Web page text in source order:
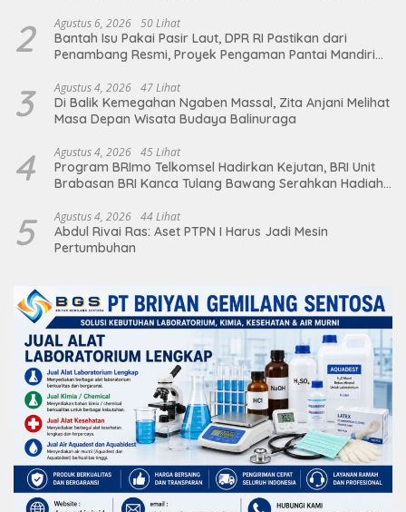
2 Agustus 6, 2026 50 Lihat
Bantah Isu Pakai Pasir Laut, DPR RI Pastikan dari
Penambang Resmi, Proyek Pengaman Pantai Mandiri
3 Agustus 4, 2026 47 Lihat
Di Balik Kemegahan Ngaben Massal, Zita Anjani Melihat
Masa Depan Wisata Budaya Balinuraga
4 Agustus 4, 2026 45 Lihat
Program BRImo Telkomsel Hadirkan Kejutan, BRI Unit
Brabasan BRI Kanca Tulang Bawang Serahkan Hadiah
5 Agustus 4, 2026 44 Lihat
Abdul Rivai Ras: Aset PTPN I Harus Jadi Mesin
Pertumbuhan